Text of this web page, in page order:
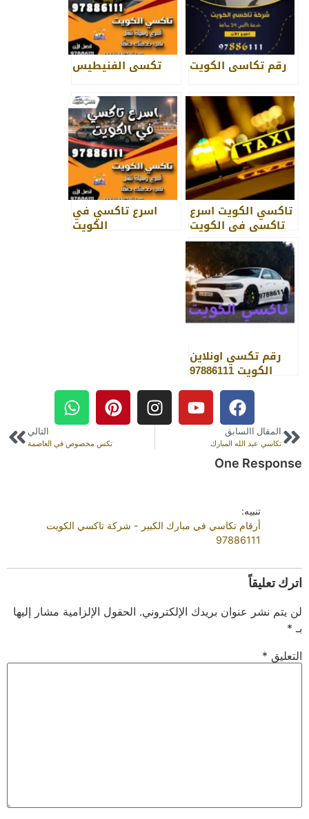
رقم تكاسي الكويت تكسي الفنيطيس
تاكسي الكويت اسرع
تاكسي في الكويت
97886111
اسرع تاكسي في
الكويت
رقم تكسي اونلاين
الكويت 97886111
المقال االسابق
تكاسي عبد الله المبارك
التالي
تكس مخصوص في العاصمة
One Response
تنبيه:
أرقام تكاسي في مبارك الكبير - شركة تاكسي الكويت
97886111
اترك تعليقاً
لن يتم نشر عنوان بريدك الإلكتروني. الحقول الإلزامية مشار إليها
بـ *
التعليق *